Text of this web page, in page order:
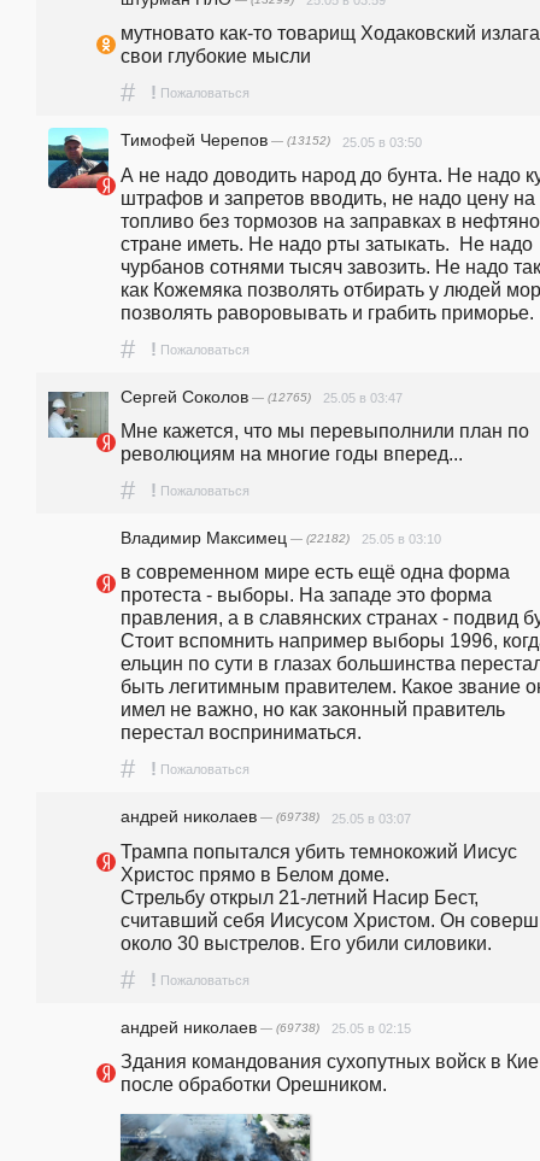
мутновато как-то товарищ Ходаковский
свои глубокие мысли
# ! Пожаловаться
Тимофей Черепов — (13152) 25.05 в 03:50
А не надо доводить народ до бунта. Не надо
штрафов и запретов вводить, не надо цену на
топливо без тормозов на заправках в
стране иметь. Не надо рты затыкать.  Не надо
чурбанов сотнями тысяч завозить. Не надо
как Кожемяка позволять отбирать у людей
позволять раворовывать и грабить приморье.
# ! Пожаловаться
Сергей Соколов — (12765) 25.05 в 03:47
Мне кажется, что мы перевыполнили план по
революциям на многие годы вперед...
# ! Пожаловаться
Владимир Максимец — (22182) 25.05 в 03:10
в современном мире есть ещё одна форма
протеста - выборы. На западе это форма
правления, а в славянских странах - подвид
Стоит вспомнить например выборы 1996,
ельцин по сути в глазах большинства
быть легитимным правителем. Какое звание
имел не важно, но как законный правитель
перестал восприниматься.
# ! Пожаловаться
андpeй николаев — (69738) 25.05 в 03:07
Трампа попытался убить темнокожий Иисус
Христос прямо в Белом доме.
Стрельбу открыл 21-летний Насир Бест,
считавший себя Иисусом Христом. Он
около 30 выстрелов. Его убили силовики.
# ! Пожаловаться
андpeй николаев — (69738) 25.05 в 02:15
Здания командования сухопутных войск в
после обработки Орешником.